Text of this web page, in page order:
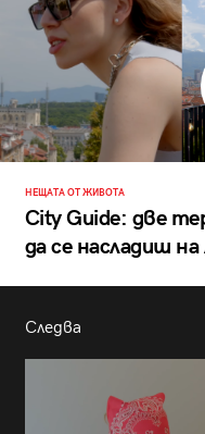
НЕЩАТА ОТ ЖИВОТА
City Guide: две
да се насладиш
Следва